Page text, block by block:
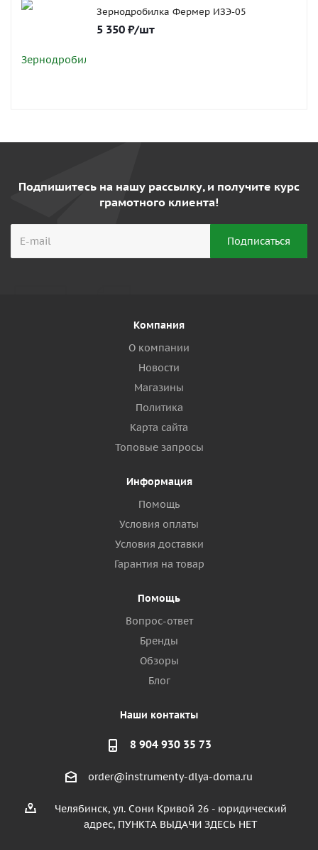
Зернодробилка Фермер ИЗЭ-05
5 350 ₽/шт
Подпишитесь на нашу рассылку, и получите курс
грамотного клиента!
Компания
О компании
Новости
Магазины
Политика
Карта сайта
Топовые запросы
Информация
Помощь
Условия оплаты
Условия доставки
Гарантия на товар
Помощь
Вопрос-ответ
Бренды
Обзоры
Блог
Наши контакты
8 904 930 35 73
order@instrumenty-dlya-doma.ru
Челябинск, ул. Сони Кривой 26 - юридический
адрес, ПУНКТА ВЫДАЧИ ЗДЕСЬ НЕТ